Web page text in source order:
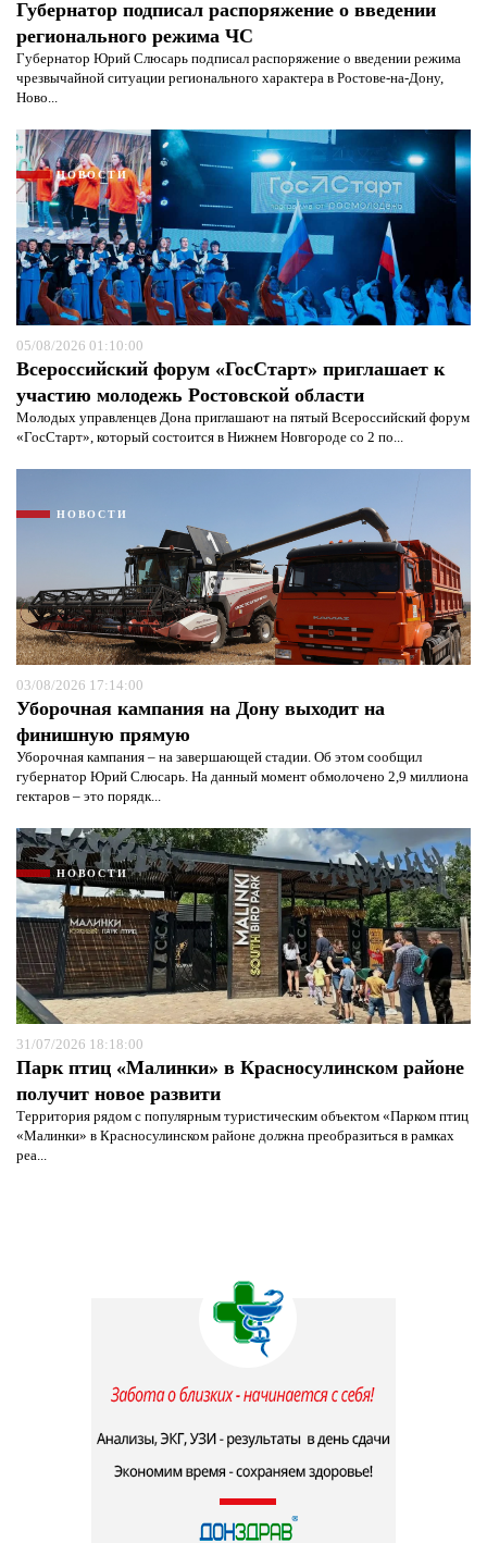
Губернатор подписал распоряжение о введении
регионального режима ЧС
Губернатор Юрий Слюсарь подписал распоряжение о введении режима
чрезвычайной ситуации регионального характера в Ростове-на-Дону,
Ново...
НОВОСТИ
05/08/2026 01:10:00
Всероссийский форум «ГосСтарт» приглашает к
участию молодежь Ростовской области
Молодых управленцев Дона приглашают на пятый Всероссийский форум
«ГосСтарт», который состоится в Нижнем Новгороде со 2 по...
НОВОСТИ
03/08/2026 17:14:00
Уборочная кампания на Дону выходит на
финишную прямую
Уборочная кампания – на завершающей стадии. Об этом сообщил
губернатор Юрий Слюсарь. На данный момент обмолочено 2,9 миллиона
гектаров – это порядк...
НОВОСТИ
31/07/2026 18:18:00
Парк птиц «Малинки» в Красносулинском районе
получит новое развити
Территория рядом с популярным туристическим объектом «Парком птиц
«Малинки» в Красносулинском районе должна преобразиться в рамках
реа...
Я согласен сполитикой конфиденциальности и
защиты информации*
Я согласен сполитикой конфиденциальности и
защиты информации*